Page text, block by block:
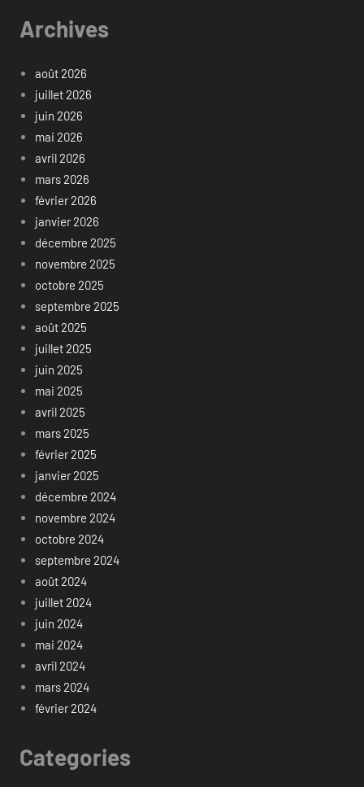
Archives
août 2026
juillet 2026
juin 2026
mai 2026
avril 2026
mars 2026
février 2026
janvier 2026
décembre 2025
novembre 2025
octobre 2025
septembre 2025
août 2025
juillet 2025
juin 2025
mai 2025
avril 2025
mars 2025
février 2025
janvier 2025
décembre 2024
novembre 2024
octobre 2024
septembre 2024
août 2024
juillet 2024
juin 2024
mai 2024
avril 2024
mars 2024
février 2024
Categories